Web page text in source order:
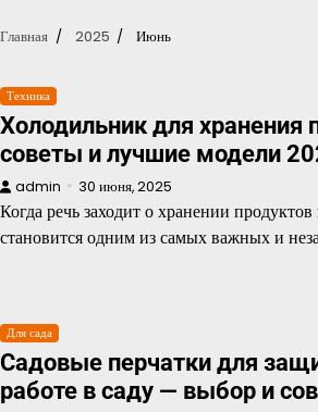
Главная 2025 Июнь
Техника
Холодильник для хранения
советы и лучшие модели
admin 30 июня, 2025
Когда речь заходит о хранении
становится одним из самых важных и
Для сада
Садовые перчатки для
работе в саду — выбор и